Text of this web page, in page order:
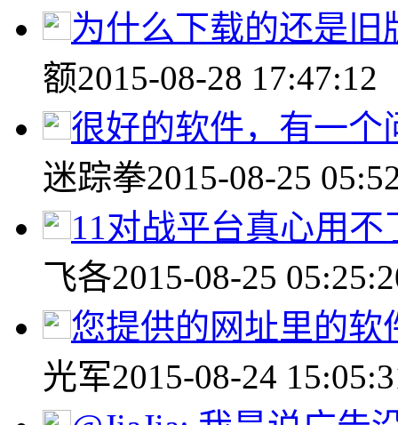
为什么下载的还是旧
额2015-08-28 17:47:12
很好的软件，有一个
迷踪拳2015-08-25
11对战平台真心用不
飞各2015-08-25
您提供的网址里的软
光军2015-08-24